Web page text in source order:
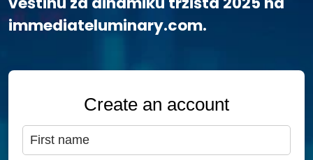
immediateluminary.com.